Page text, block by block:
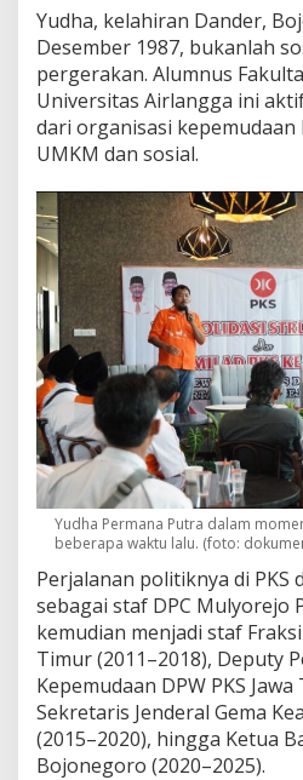
r
a
s
i
u
n
u
k
A
n
a
k
M
u
d
a
Yudha, kelahiran Dander,
Desember 1987, bukanlah
pergerakan. Alumnus
Universitas Airlangga ini
dari organisasi
UMKM dan sosial.
Yudha Permana Putra dalam
beberapa waktu lalu. (foto:
Perjalanan politiknya di PKS
sebagai staf DPC Mulyorejo
kemudian menjadi staf Fraksi
Timur (2011–2018), Deputy
Kepemudaan DPW PKS
Sekretaris Jenderal Gema
(2015–2020), hingga Ketua
Bojonegoro (2020–2025).